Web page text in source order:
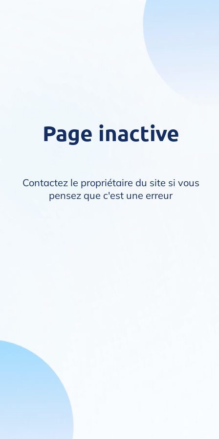
Page inactive
Contactez le propriétaire du site si vous
pensez que c'est une erreur